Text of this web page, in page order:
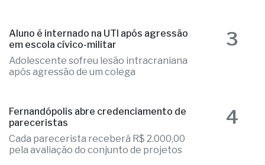
Aluno é internado na UTI após agressão
em escola cívico-militar
Adolescente sofreu lesão intracraniana
após agressão de um colega
3
Fernandópolis abre credenciamento de
pareceristas
Cada parecerista receberá R$ 2.000,00
pela avaliação do conjunto de projetos
4